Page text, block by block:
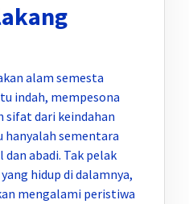
alam semesta
indah, mempesona
sifat dari keindahan
hanyalah sementara
dan abadi. Tak pelak
hidup di dalamnya,
mengalami peristiwa